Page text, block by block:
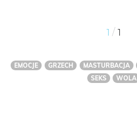
1 / 1
EMOCJE GRZECH MASTURBACJA
SEKS
WOLA